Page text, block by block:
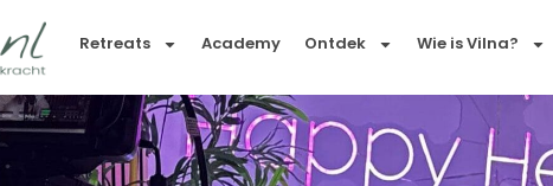
Retreats Academy Ontdek Wie is Vilna?